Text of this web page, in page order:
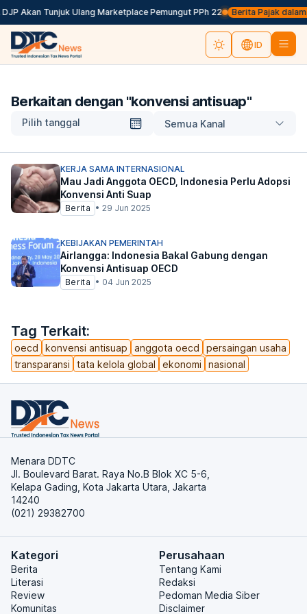
Akan Tunjuk Ulang Marketplace Pemungut PPh 22 Berita Pajak dalam
ID
Berkaitan dengan "konvensi antisuap"
Pilih tanggal Semua Kanal
Tag Terkait:
oecd konvensi antisuap anggota oecd
persaingan usaha
transparansi
tata kelola global ekonomi nasional
KERJA SAMA INTERNASIONAL
Mau Jadi Anggota OECD, Indonesia Perlu Adopsi
Konvensi Anti Suap
Berita • 29 Jun 2025
KEBIJAKAN PEMERINTAH
Airlangga: Indonesia Bakal Gabung dengan
Konvensi Antisuap OECD
Berita • 04 Jun 2025
Menara DDTC
Jl. Boulevard Barat. Raya No.B Blok XC 5-6,
Kelapa Gading, Kota Jakarta Utara, Jakarta
14240
(021) 29382700
Kategori
Berita
Literasi
Review
Komunitas
Perusahaan
Tentang Kami
Redaksi
Pedoman Media Siber
Disclaimer